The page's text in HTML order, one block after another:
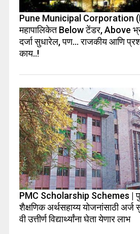
Pune Municipal Corporation
महापालिकेत Below टेंडर, Above
दर्जा सुधारेल, पण… राजकीय आणि
काय..!
PMC Scholarship Schemes | पुणे
शैक्षणिक अर्थसहाय्य योजनांसाठी
वी उत्तीर्ण विद्यार्थ्यांना घेता येणार लाभ